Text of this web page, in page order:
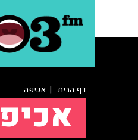
דף הבית | אכיפה